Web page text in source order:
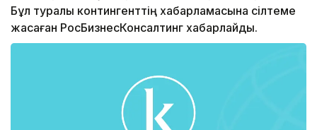
Бұл туралы контингенттің хабарламасына сілтеме
жасаған РосБизнесКонсалтинг хабарлайды.